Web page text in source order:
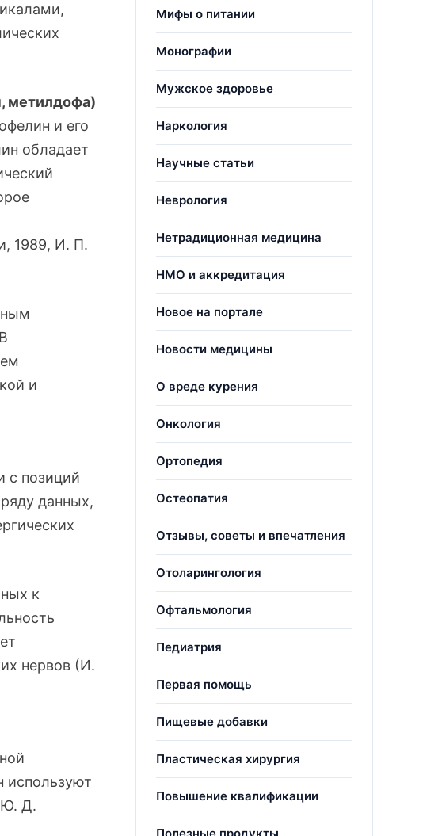
метилдофа)
и его
обладает
1989, И. П.
и
с позиций
данных,
к
нервов (И.
используют
Д.
Мифы о питании
Монографии
Мужское здоровье
Наркология
Научные статьи
Неврология
Нетрадиционная медицина
НМО и аккредитация
Новое на портале
Новости медицины
О вреде курения
Онкология
Ортопедия
Остеопатия
Отзывы, советы и впечатления
Отоларингология
Офтальмология
Педиатрия
Первая помощь
Пищевые добавки
Пластическая хирургия
Повышение квалификации